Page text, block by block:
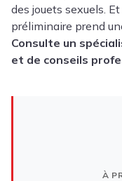
des jouets sexuels.
préliminaire prend
Consulte un
et de conseils
À